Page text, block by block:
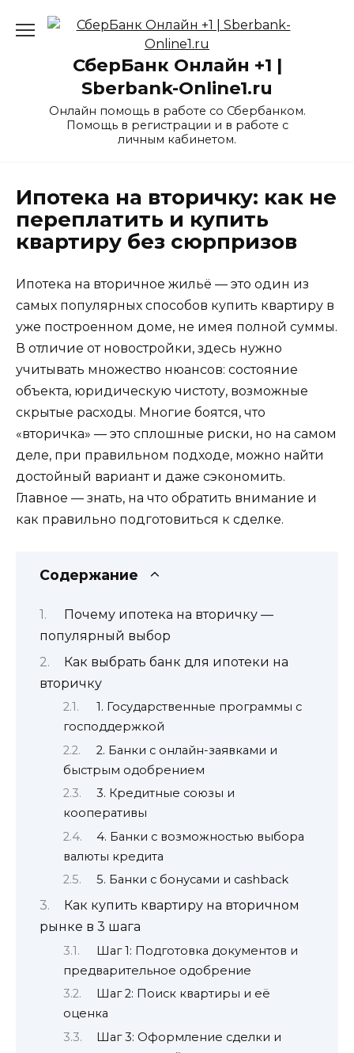
СберБанк Онлайн +1 |
Sberbank-Online1.ru
Онлайн помощь в работе со Сбербанком.
Помощь в регистрации и в работе с
личным кабинетом.
Ипотека на вторичку: как не
переплатить и купить
квартиру без сюрпризов
Ипотека на вторичное жильё — это один из
самых популярных способов купить квартиру в
уже построенном доме, не имея полной суммы.
В отличие от новостройки, здесь нужно
учитывать множество нюансов: состояние
объекта, юридическую чистоту, возможные
скрытые расходы. Многие боятся, что
«вторичка» — это сплошные риски, но на самом
деле, при правильном подходе, можно найти
достойный вариант и даже сэкономить.
Главное — знать, на что обратить внимание и
как правильно подготовиться к сделке.
Содержание
Почему ипотека на вторичку —
популярный выбор
Как выбрать банк для ипотеки на
вторичку
1. Государственные программы с
господдержкой
2. Банки с онлайн-заявками и
быстрым одобрением
3. Кредитные союзы и
кооперативы
4. Банки с возможностью выбора
валюты кредита
5. Банки с бонусами и cashback
Как купить квартиру на вторичном
рынке в 3 шага
Шаг 1: Подготовка документов и
предварительное одобрение
Шаг 2: Поиск квартиры и её
оценка
Шаг 3: Оформление сделки и